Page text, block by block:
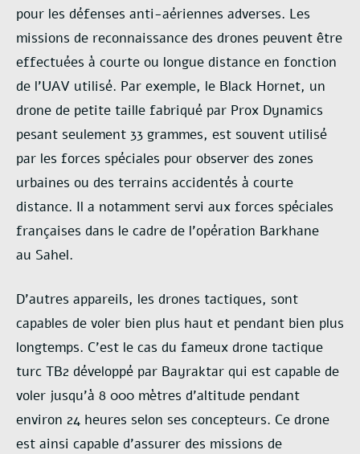
pour les défenses anti-aériennes adverses. Les
missions de reconnaissance des drones peuvent être
effectuées à courte ou longue distance en fonction
de l’UAV utilisé. Par exemple, le Black Hornet, un
drone de petite taille fabriqué par Prox Dynamics
pesant seulement 33 grammes, est souvent utilisé
par les forces spéciales pour observer des zones
urbaines ou des terrains accidentés à courte
distance. Il a notamment servi aux forces spéciales
françaises dans le cadre de l’opération Barkhane
au Sahel.
D’autres appareils, les drones tactiques, sont
capables de voler bien plus haut et pendant bien plus
longtemps. C’est le cas du fameux drone tactique
turc TB2 développé par Bayraktar qui est capable de
voler jusqu’à 8 000 mètres d’altitude pendant
environ 24 heures selon ses concepteurs. Ce drone
est ainsi capable d’assurer des missions de